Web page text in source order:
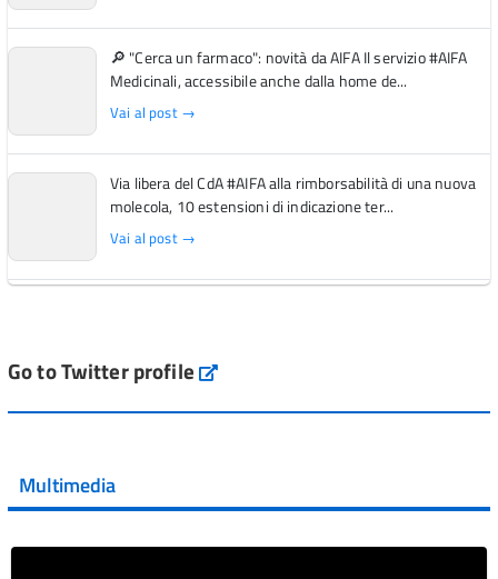
🔎 "Cerca un farmaco": novità da AIFA Il servizio #AIFA
Medicinali, accessibile anche dalla home de...
Vai al post →
Via libera del CdA #AIFA alla rimborsabilità di una nuova
molecola, 10 estensioni di indicazione ter...
Vai al post →
Vai al post →
Vai al post →
Go to Twitter profile aifa_ufficiale
Multimedia